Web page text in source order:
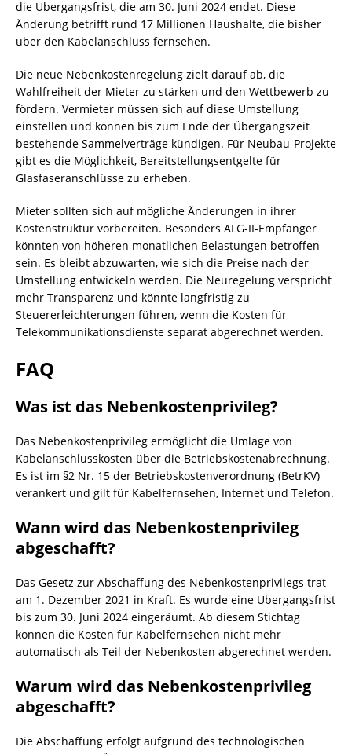
die Übergangsfrist, die am 30. Juni 2024 endet. Diese
Änderung betrifft rund 17 Millionen Haushalte, die bisher
über den Kabelanschluss fernsehen.
Die neue Nebenkostenregelung zielt darauf ab, die
Wahlfreiheit der Mieter zu stärken und den Wettbewerb zu
fördern. Vermieter müssen sich auf diese Umstellung
einstellen und können bis zum Ende der Übergangszeit
bestehende Sammelverträge kündigen. Für Neubau-Projekte
gibt es die Möglichkeit, Bereitstellungsentgelte für
Glasfaseranschlüsse zu erheben.
Mieter sollten sich auf mögliche Änderungen in ihrer
Kostenstruktur vorbereiten. Besonders ALG-II-Empfänger
könnten von höheren monatlichen Belastungen betroffen
sein. Es bleibt abzuwarten, wie sich die Preise nach der
Umstellung entwickeln werden. Die Neuregelung verspricht
mehr Transparenz und könnte langfristig zu
Steuererleichterungen führen, wenn die Kosten für
Telekommunikationsdienste separat abgerechnet werden.
FAQ
Was ist das Nebenkostenprivileg?
Das Nebenkostenprivileg ermöglicht die Umlage von
Kabelanschlusskosten über die Betriebskostenabrechnung.
Es ist im §2 Nr. 15 der Betriebskostenverordnung (BetrKV)
verankert und gilt für Kabelfernsehen, Internet und Telefon.
Wann wird das Nebenkostenprivileg
abgeschafft?
Das Gesetz zur Abschaffung des Nebenkostenprivilegs trat
am 1. Dezember 2021 in Kraft. Es wurde eine Übergangsfrist
bis zum 30. Juni 2024 eingeräumt. Ab diesem Stichtag
können die Kosten für Kabelfernsehen nicht mehr
automatisch als Teil der Nebenkosten abgerechnet werden.
Warum wird das Nebenkostenprivileg
abgeschafft?
Die Abschaffung erfolgt aufgrund des technologischen